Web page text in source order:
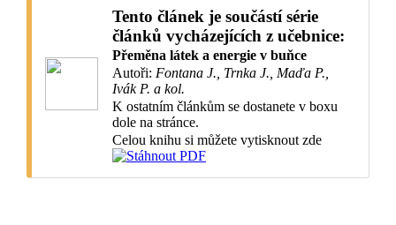
Tento článek je součástí série
článků vycházejících z učebnice:
Přeměna látek a energie v buňce
Autoři: Fontana J., Trnka J., Maďa P.,
Ivák P. a kol.
K ostatním článkům se dostanete v boxu
dole na stránce.
Celou knihu si můžete vytisknout zde